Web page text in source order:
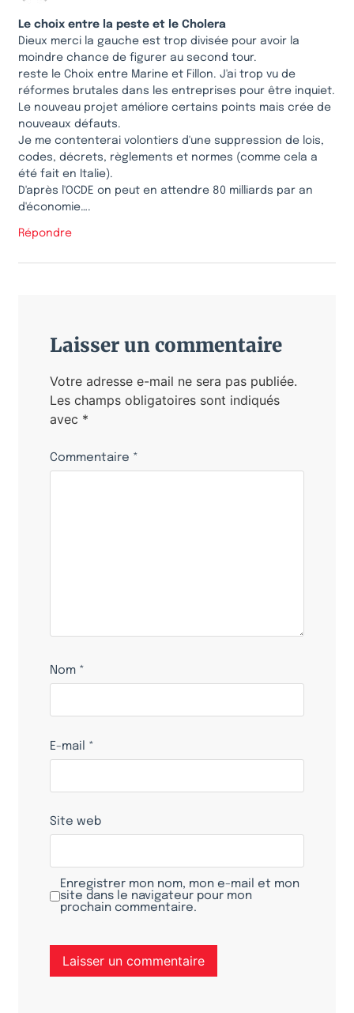
Le choix entre la peste et le Cholera
Dieux merci la gauche est trop divisée pour avoir la
moindre chance de figurer au second tour.
reste le Choix entre Marine et Fillon. J'ai trop vu de
réformes brutales dans les entreprises pour être inquiet.
Le nouveau projet améliore certains points mais crée de
nouveaux défauts.
Je me contenterai volontiers d'une suppression de lois,
codes, décrets, règlements et normes (comme cela a
été fait en Italie).
D'après l'OCDE on peut en attendre 80 milliards par an
d'économie….
Répondre
Laisser un commentaire
Votre adresse e-mail ne sera pas publiée.
Les champs obligatoires sont indiqués
avec *
Commentaire *
Nom *
E-mail *
Site web
Enregistrer mon nom, mon e-mail et mon
site dans le navigateur pour mon
prochain commentaire.